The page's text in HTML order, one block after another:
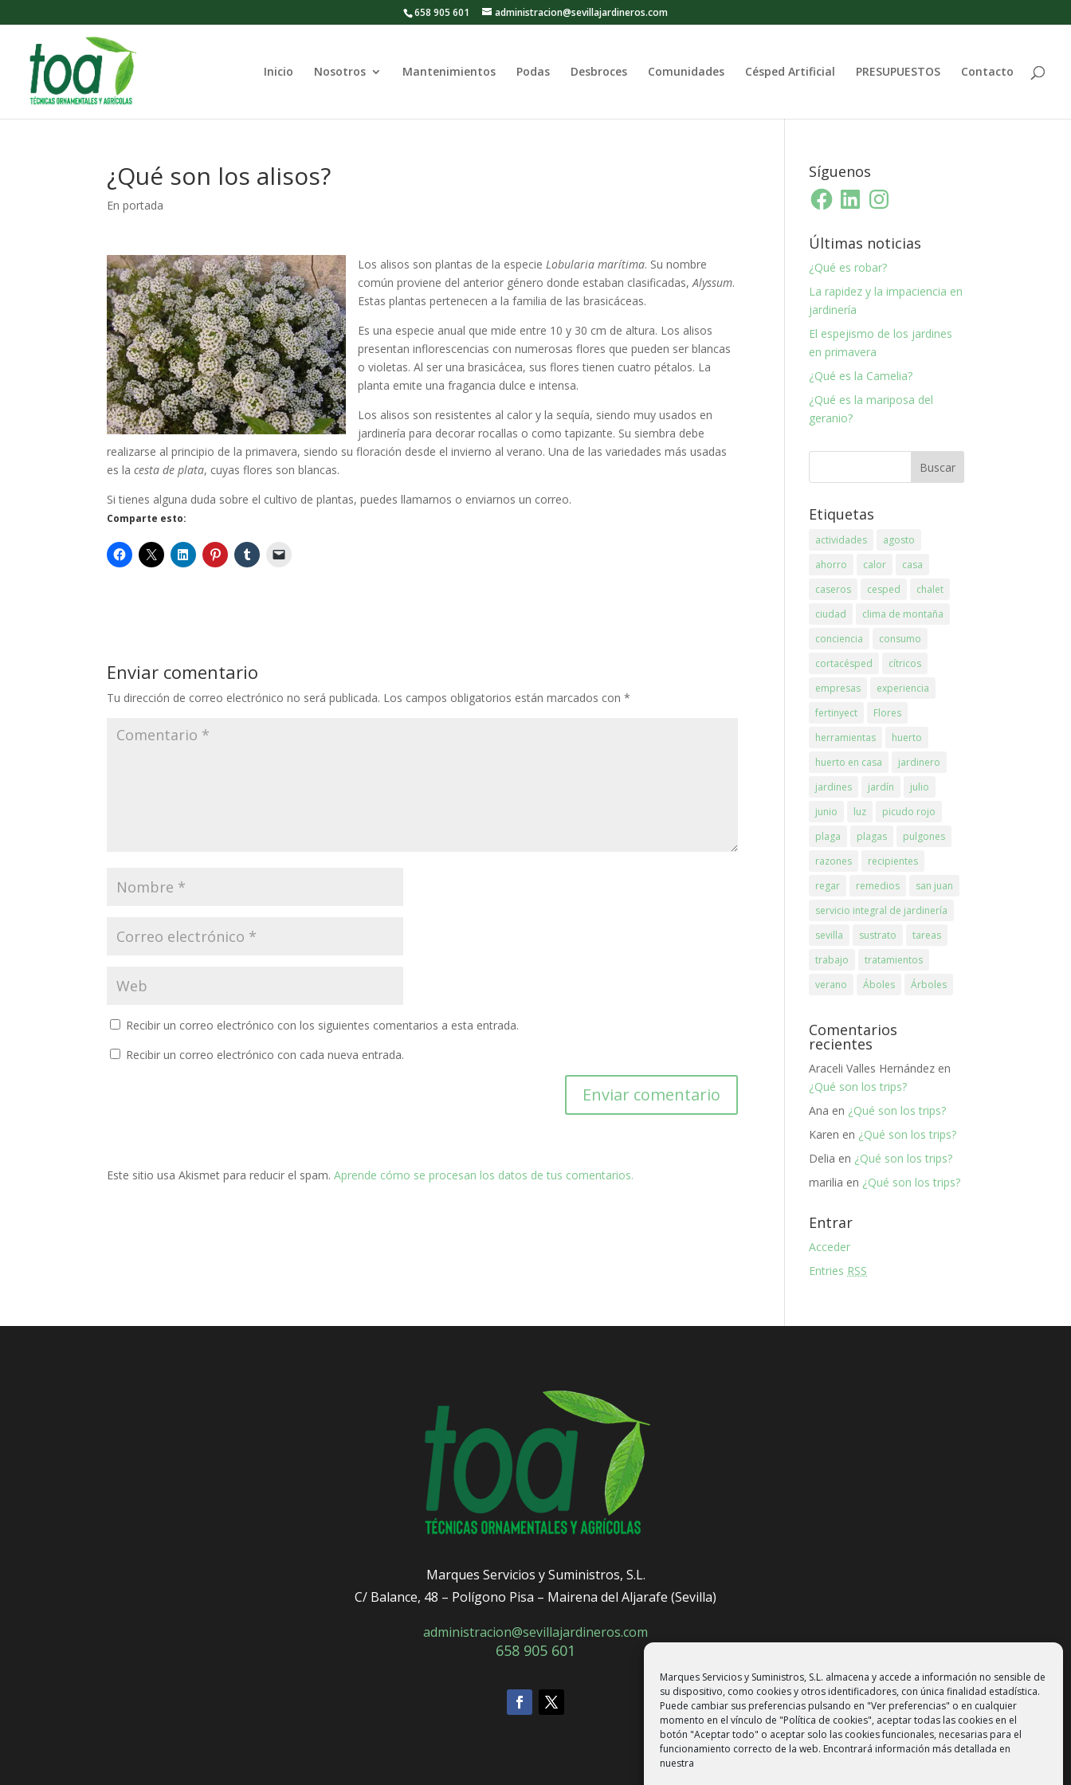
Marques Servicios y Suministros, S.L. almacena y accede a información no sensible de
su dispositivo, como cookies y otros identificadores, con única finalidad estadística.
Puede cambiar sus preferencias pulsando en "Ver preferencias" o en cualquier
momento en el vínculo de "Política de cookies", aceptar todas las cookies en el
botón "Aceptar todo" o aceptar solo las cookies funcionales, necesarias para el
funcionamiento correcto de la web. Encontrará información más detallada en
nuestra
658 905 601 administracion@sevillajardineros.com
Inicio Nosotros Mantenimientos Podas Desbroces Comunidades Césped Artificial PRESUPUESTOS Contacto
¿Qué son los alisos?
En portada
Los alisos son plantas de la especieLobularia marítima. Su nombre
común proviene del anterior género donde estaban clasificadas,Alyssum.
Estas plantas pertenecen a la familia de las brasicáceas.
Es una especie anual que mide entre 10 y 30 cm de altura. Los alisos
presentan inflorescencias con numerosas flores que pueden ser blancas
o violetas. Al ser una brasicácea, sus flores tienen cuatro pétalos. La
planta emite una fragancia dulce e intensa.
Los alisos son resistentes al calor y la sequía, siendo muy usados en
jardinería para decorar rocallas o como tapizante. Su siembra debe
realizarse al principio de la primavera, siendo su floración desde el invierno al verano. Una de las variedades más usadas
es lacesta de plata, cuyas flores son blancas.
Si tienes alguna duda sobre el cultivo de plantas, puedes llamarnos o enviarnos un correo.
Comparte esto:
Enviar comentario
Tu dirección de correo electrónico no será publicada. Los campos obligatorios están marcados con*
Recibir un correo electrónico con los siguientes comentarios a esta entrada.
Recibir un correo electrónico con cada nueva entrada.
Este sitio usa Akismet para reducir el spam.Aprende cómo se procesan los datos de tus comentarios.
Síguenos
FacebookLinkedInInstagram
Últimas noticias
¿Qué es robar?
La rapidez y la impaciencia en
jardinería
El espejismo de los jardines
en primavera
¿Qué es la Camelia?
¿Qué es la mariposa del
geranio?
Etiquetas
actividades
agosto
ahorro
calor
casa
caseros
cesped
chalet
ciudad
clima de montaña
conciencia
consumo
cortacésped
cítricos
empresas
experiencia
fertinyect
Flores
herramientas
huerto
huerto en casa
jardinero
jardines
jardín
julio
junio
luz
picudo rojo
plaga
plagas
pulgones
razones
recipientes
regar
remedios
san juan
servicio integral de jardinería
sevilla
sustrato
tareas
trabajo
tratamientos
verano
Áboles Árboles
Comentarios
recientes
Araceli Valles Hernández en
¿Qué son los trips?
Ana en ¿Qué son los trips?
Karen en ¿Qué son los trips?
Delia en ¿Qué son los trips?
marilia en ¿Qué son los trips?
Entrar
Acceder
Entries RSS
Marques Servicios y Suministros, S.L.
C/ Balance, 48 – Polígono Pisa – Mairena del Aljarafe (Sevilla)
administracion@sevillajardineros.com
658 905 601